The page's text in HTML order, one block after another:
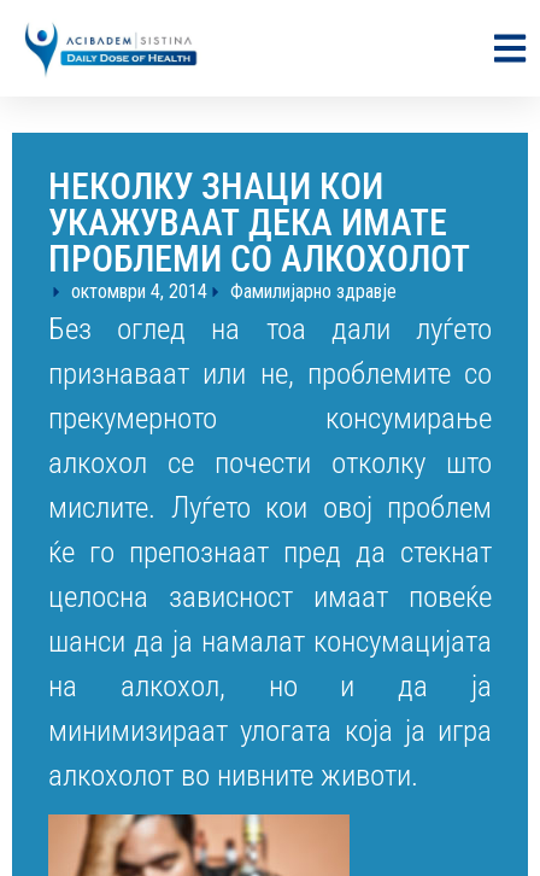
НЕКОЛКУ ЗНАЦИ КОИ
УКАЖУВААТ ДЕКА ИМАТЕ
ПРОБЛЕМИ СО АЛКОХОЛОТ
октомври 4, 2014 Фамилијарно здравје
Без оглед на тоа дали луѓето
признаваат или не, проблемите со
прекумерното консумирање
алкохол се почести отколку што
мислите. Луѓето кои овој проблем
ќе го препознаат пред да стекнат
целосна зависност имаат повеќе
шанси да ја намалат консумацијата
на алкохол, но и да ја
минимизираат улогата која ја игра
алкохолот во нивните животи.